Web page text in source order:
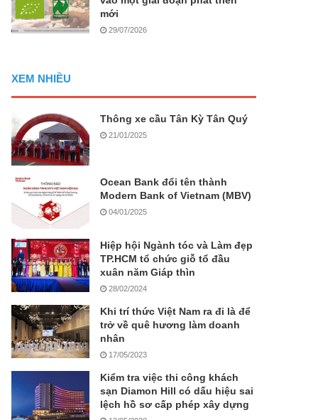
mới
29/07/2026
XEM NHIỀU
Thông xe cầu Tân Kỳ Tân Quý
21/01/2025
Ocean Bank đổi tên thành
Modern Bank of Vietnam (MBV)
04/01/2025
Hiệp hội Ngành tóc và Làm đẹp
TP.HCM tổ chức giỗ tổ đầu
xuân năm Giáp thìn
28/02/2024
Khi trí thức Việt Nam ra đi là để
trở về quê hương làm doanh
nhân
17/05/2023
Kiểm tra việc thi công khách
sạn Diamon Hill có dấu hiệu sai
lệch hồ sơ cấp phép xây dựng